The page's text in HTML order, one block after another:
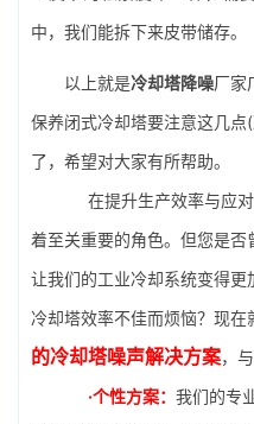
中，我们能拆下来皮带储存。
以上就是冷却塔降噪厂家
保养闭式冷却塔要注意这几
了，希望对大家有所帮助。
在提升生产效率与应对
着至关重要的角色。但您是否
让我们的工业冷却系统变得
冷却塔效率不佳而烦恼？现在
的冷却塔噪声解决方案，
·个性方案： 我们的专